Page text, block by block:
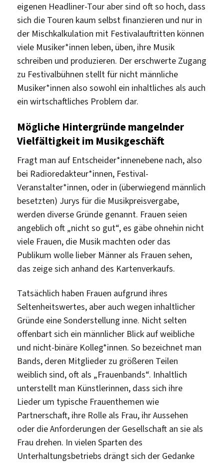
eigenen Headliner-Tour aber sind oft so hoch, dass
sich die Touren kaum selbst finanzieren und nur in
der Mischkalkulation mit Festivalauftritten können
viele Musiker*innen leben, üben, ihre Musik
schreiben und produzieren. Der erschwerte Zugang
zu Festivalbühnen stellt für nicht männliche
Musiker*innen also sowohl ein inhaltliches als auch
ein wirtschaftliches Problem dar.
Mögliche Hintergründe mangelnder
Vielfältigkeit im Musikgeschäft
Fragt man auf Entscheider*innenebene nach, also
bei Radioredakteur*innen, Festival-
Veranstalter*innen, oder in (überwiegend männlich
besetzten) Jurys für die Musikpreisvergabe,
werden diverse Gründe genannt. Frauen seien
angeblich oft „nicht so gut“, es gäbe ohnehin nicht
viele Frauen, die Musik machten oder das
Publikum wolle lieber Männer als Frauen sehen,
das zeige sich anhand des Kartenverkaufs.
Tatsächlich haben Frauen aufgrund ihres
Seltenheitswertes, aber auch wegen inhaltlicher
Gründe eine Sonderstellung inne. Nicht selten
offenbart sich ein männlicher Blick auf weibliche
und nicht-binäre Kolleg*innen. So bezeichnet man
Bands, deren Mitglieder zu größeren Teilen
weiblich sind, oft als „Frauenbands“. Inhaltlich
unterstellt man Künstlerinnen, dass sich ihre
Lieder um typische Frauenthemen wie
Partnerschaft, ihre Rolle als Frau, ihr Aussehen
oder die Anforderungen der Gesellschaft an sie als
Frau drehen. In vielen Sparten des
Unterhaltungsbetriebs drängt sich der Gedanke